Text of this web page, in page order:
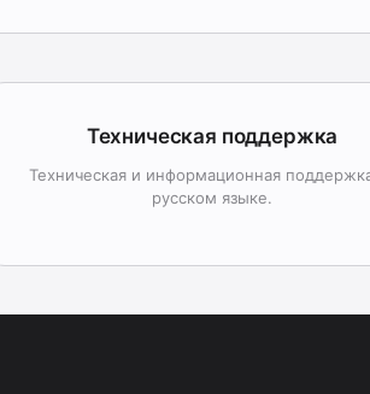
Техническая поддержка
Техническая и информационная
русском языке.